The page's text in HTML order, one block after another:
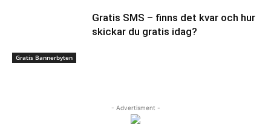
Gratis Bannerbyten
Gratis SMS – finns det kvar och hur
skickar du gratis idag?
- Advertisment -